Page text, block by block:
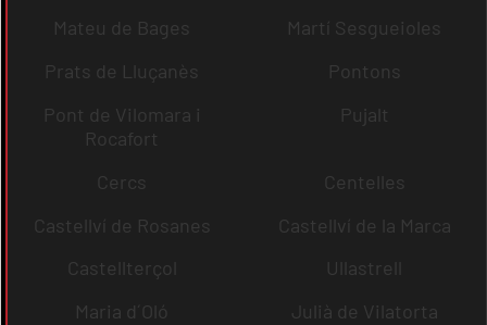
Mateu de Bages
Martí Sesgueioles
Prats de Lluçanès
Pontons
Pont de Vilomara i
Rocafort
Pujalt
Cercs
Centelles
Castellví de Rosanes
Castellví de la Marca
Castellterçol
Ullastrell
Maria d´Oló
Julià de Vilatorta